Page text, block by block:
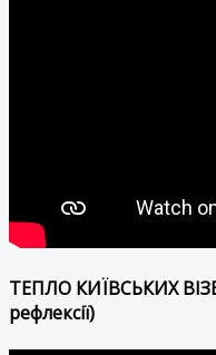
ТЕПЛО КИЇВСЬКИХ
рефлексії)